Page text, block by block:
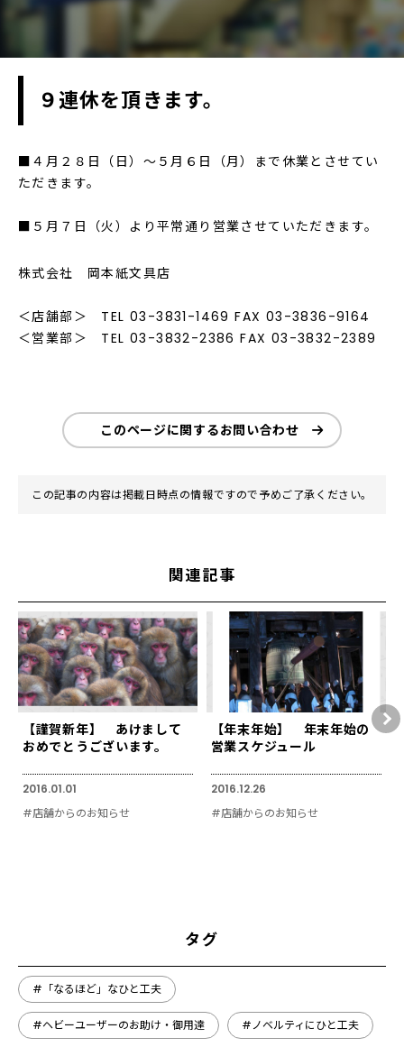
９連休を頂きます。
■４月２８日（日）～５月６日（月）まで休業とさせてい
ただきます。
■５月７日（火）より平常通り営業させていただきます。
株式会社 岡本紙文具店
＜店舗部＞ TEL 03-3831-1469 FAX 03-3836-9164
＜営業部＞ TEL 03-3832-2386 FAX 03-3832-2389
このページに関するお問い合わせ
この記事の内容は掲載日時点の情報ですので予めご了承ください。
関連記事
【謹賀新年】 あけまして
おめでとうございます。
2016.01.01
#店舗からのお知らせ
【年末年始】 年末年始の
営業スケジュール
2016.12.26
#店舗からのお知らせ
タグ
#「なるほど」なひと工夫
#ヘビーユーザーのお助け・御用達 #ノベルティにひと工夫